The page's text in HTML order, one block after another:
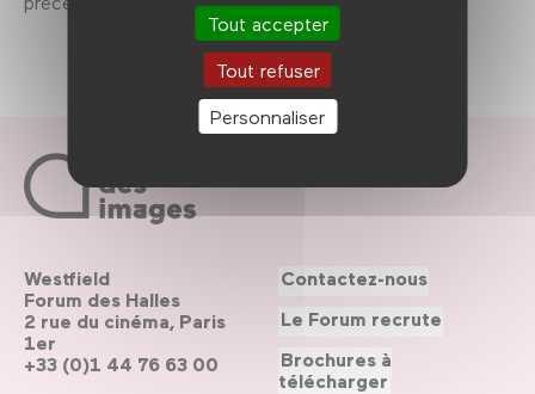
Tout accepter
Tout refuser
Personnaliser
Westfield
Forum des Halles
2 rue du cinéma, Paris
1er
+33 (0)1 44 76 63 00
Contactez-nous
Le Forum recrute
Brochures à
télécharger